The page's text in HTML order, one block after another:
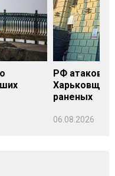
РФ
раненых
06.08.2026